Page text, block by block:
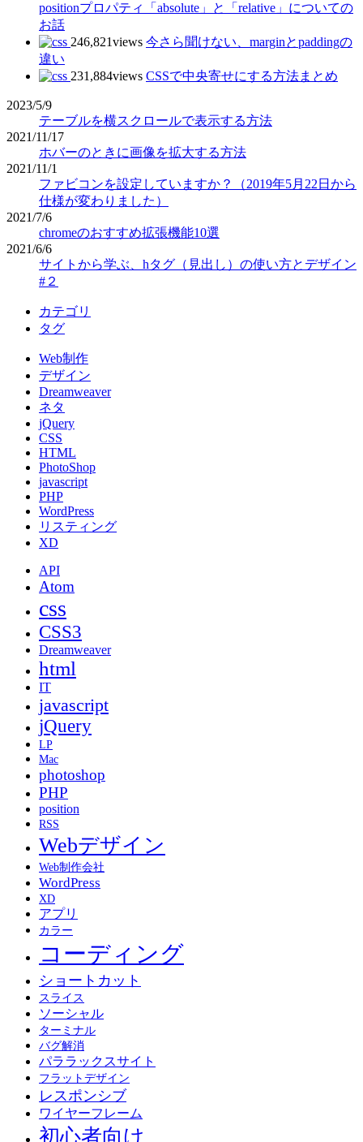
positionプロパティ「absolute」と「relative」についての
お話
246,821views 今さら聞けない、marginとpaddingの
違い
231,884views CSSで中央寄せにする方法まとめ
2023/5/9
テーブルを横スクロールで表示する方法
2021/11/17
ホバーのときに画像を拡大する方法
2021/11/1
ファビコンを設定していますか？（2019年5月22日から
仕様が変わりました）
2021/7/6
chromeのおすすめ拡張機能10選
2021/6/6
サイトから学ぶ、hタグ（見出し）の使い方とデザイン
#２
カテゴリ
タグ
Web制作
デザイン
Dreamweaver
ネタ
jQuery
CSS
HTML
PhotoShop
javascript
PHP
WordPress
リスティング
XD
API
Atom
css
CSS3
Dreamweaver
html
IT
javascript
jQuery
LP
Mac
photoshop
PHP
position
RSS
Webデザイン
Web制作会社
WordPress
XD
アプリ
カラー
コーディング
ショートカット
スライス
ソーシャル
ターミナル
バグ解消
パララックスサイト
フラットデザイン
レスポンシブ
ワイヤーフレーム
初心者向け